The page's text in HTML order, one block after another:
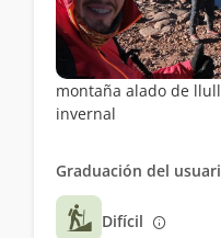
montaña alado de
invernal
Graduación del
Difícil